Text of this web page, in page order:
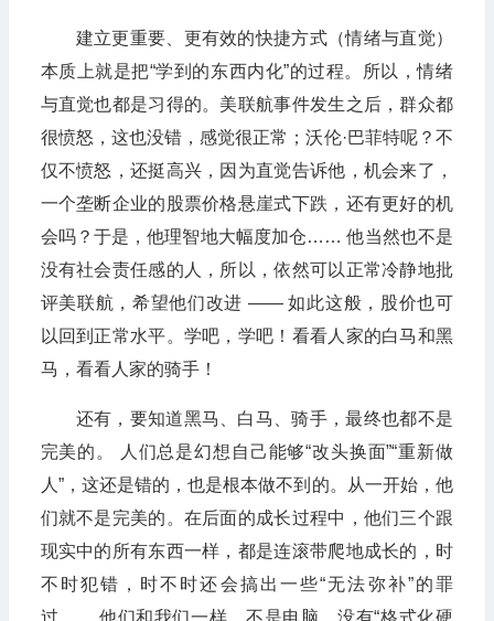
建立更重要、更有效的快捷方式（情绪与直觉）
本质上就是把“学到的东西内化”的过程。所以，情绪
与直觉也都是习得的。美联航事件发生之后，群众都
很愤怒，这也没错，感觉很正常；沃伦·巴菲特呢？不
仅不愤怒，还挺高兴，因为直觉告诉他，机会来了，
一个垄断企业的股票价格悬崖式下跌，还有更好的机
会吗？于是，他理智地大幅度加仓…… 他当然也不是
没有社会责任感的人，所以，依然可以正常冷静地批
评美联航，希望他们改进 —— 如此这般，股价也可
以回到正常水平。学吧，学吧！看看人家的白马和黑
马，看看人家的骑手！
还有，要知道黑马、白马、骑手，最终也都不是
完美的。 人们总是幻想自己能够“改头换面”“重新做
人”，这还是错的，也是根本做不到的。从一开始，他
们就不是完美的。在后面的成长过程中，他们三个跟
现实中的所有东西一样，都是连滚带爬地成长的，时
不时犯错，时不时还会搞出一些“无法弥补”的罪
过…… 他们和我们一样，不是电脑，没有“格式化硬